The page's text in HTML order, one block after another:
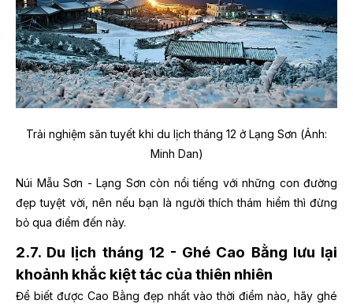
Trải nghiệm săn tuyết khi du lịch tháng 12 ở Lạng Sơn (Ảnh:
Minh Dan)
Núi Mẫu Sơn - Lạng Sơn còn nổi tiếng với những con đường
đẹp tuyệt vời, nên nếu bạn là người thích thám hiểm thì đừng
bỏ qua điểm đến này.
2.7. Du lịch tháng 12 - Ghé Cao Bằng lưu lại
khoảnh khắc kiệt tác của thiên nhiên
Để biết được Cao Bằng đẹp nhất vào thời điểm nào, hãy ghé